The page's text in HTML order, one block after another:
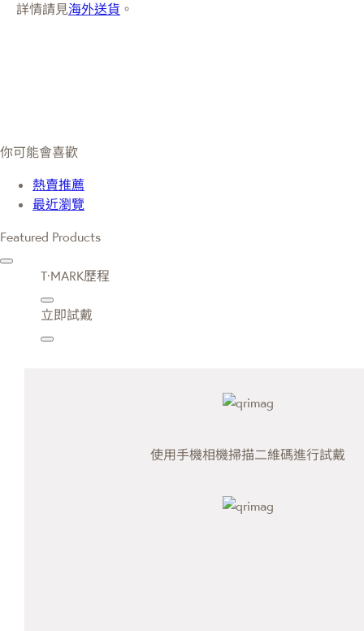
詳情請見海外送貨 。
你可能會喜歡
熱賣推薦
最近瀏覽
Featured Products
T·MARK歷程
立即試戴
使用手機相機掃描二維碼進行試戴